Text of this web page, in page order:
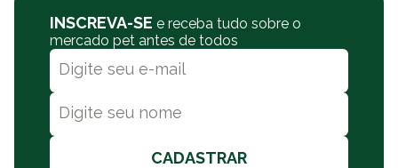
INSCREVA-SE e receba tudo sobre o
mercado pet antes de todos
CADASTRAR